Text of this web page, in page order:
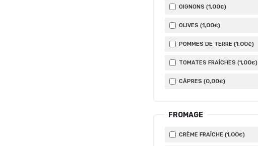
OIGNONS (1,00€)
OLIVES (1,00€)
POMMES DE TERRE (1,00€)
TOMATES FRAÎCHES (1,00€)
CÂPRES (0,00€)
FROMAGE
CRÈME FRAÎCHE (1,00€)